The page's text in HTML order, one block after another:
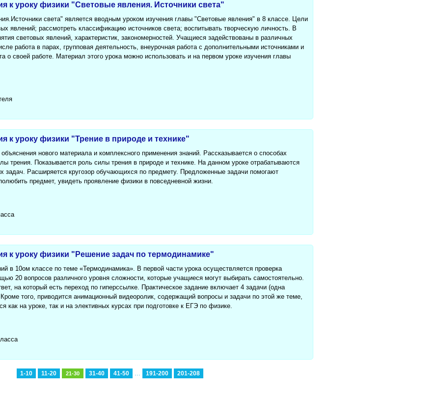
к уроку физики "Световые явления. Источники света"
света" является вводным уроком изучения главы "Световые явления" в 8 классе. Цели
явлений; рассмотреть классификацию источников света; воспитывать творческую личность. В
световых явлений, характеристик, закономерностей. Учащиеся задействованы в различных
работа в парах, групповая деятельность, внеурочная работа с дополнительными источниками и
о своей работе. Материал этого урока можно использовать и на первом уроке изучения главы
к уроку физики "Трение в природе и технике"
нового материала и комплексного применения знаний. Рассказывается о способах
трения. Показывается роль силы трения в природе и технике. На данном уроке отрабатываются
задач. Расширяется кругозор обучающихся по предмету. Предложенные задачи помогают
предмет, увидеть проявление физики в повседневной жизни.
к уроку физики "Решение задач по термодинамике"
в 10ом классе по теме «Термодинамика». В первой части урока осуществляется проверка
20 вопросов различного уровня сложности, которые учащиеся могут выбирать самостоятельно.
на который есть переход по гиперссылке. Практическое задание включает 4 задачи (одна
того, приводится анимационный видеоролик, содержащий вопросы и задачи по этой же теме,
как на уроке, так и на элективных курсах при подготовке к ЕГЭ по физике.
1-10 11-20 21-30 31-40 41-50 ... 191-200 201-208